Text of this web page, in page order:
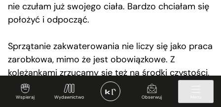
Wspieraj Wydawnictwo Obserwuj
nie czułam już swojego ciała. Bardzo chciałam się
położyć i odpocząć.
Sprzątanie zakwaterowania nie liczy się jako praca
zarobkowa, mimo że jest obowiązkowe. Z
koleżankami zrzucamy się też na środki czystości,
ja dałam Dance 5 euro. Do tego raz w miesiącu
mam kupić i przynieść paczkę papieru